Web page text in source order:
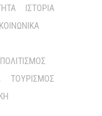
ΙΣΤΟΡΊΑ
ΚΟΙΝΩΝΙΚΆ
ΠΟΛΙΤΙΣΜΌΣ
ΤΟΥΡΙΣΜΌΣ